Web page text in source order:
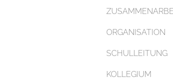
ORGANISATION
SCHULLEITUNG
KOLLEGIUM